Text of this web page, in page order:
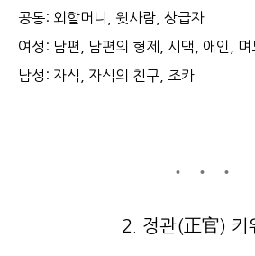
공통: 외할머니, 윗사람, 상급자
여성: 남편, 남편의 형제, 시댁, 애인, 며
남성: 자식, 자식의 친구, 조카
2. 정관(正官) 키